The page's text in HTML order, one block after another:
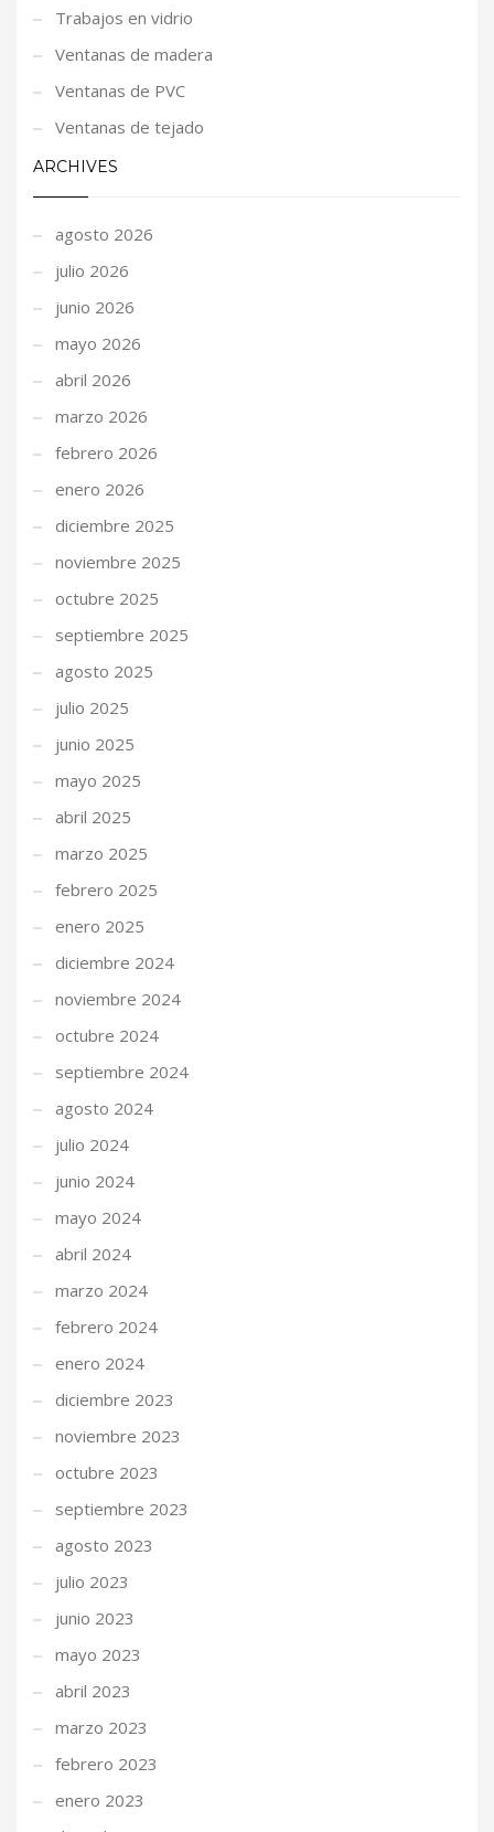
Trabajos en vidrio
Ventanas de madera
Ventanas de PVC
Ventanas de tejado
ARCHIVES
agosto 2026
julio 2026
junio 2026
mayo 2026
abril 2026
marzo 2026
febrero 2026
enero 2026
diciembre 2025
noviembre 2025
octubre 2025
septiembre 2025
agosto 2025
julio 2025
junio 2025
mayo 2025
abril 2025
marzo 2025
febrero 2025
enero 2025
diciembre 2024
noviembre 2024
octubre 2024
septiembre 2024
agosto 2024
julio 2024
junio 2024
mayo 2024
abril 2024
marzo 2024
febrero 2024
enero 2024
diciembre 2023
noviembre 2023
octubre 2023
septiembre 2023
agosto 2023
julio 2023
junio 2023
mayo 2023
abril 2023
marzo 2023
febrero 2023
enero 2023